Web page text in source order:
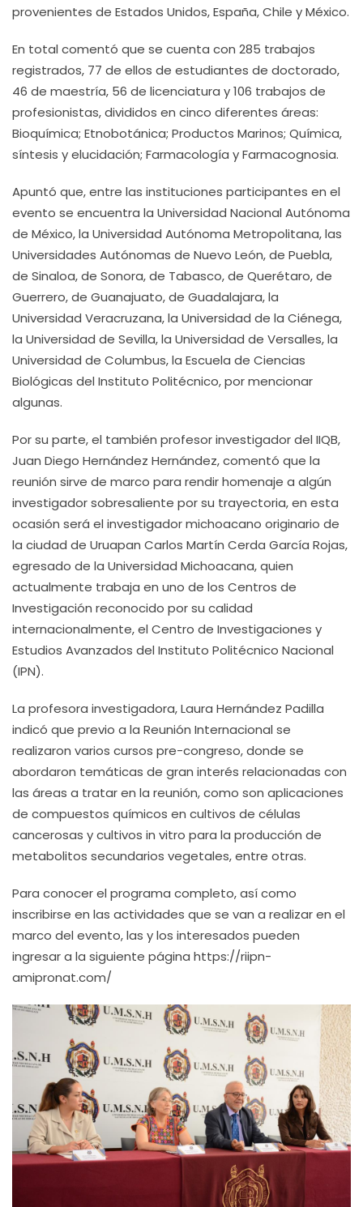
provenientes de Estados Unidos, España, Chile y México.
En total comentó que se cuenta con 285 trabajos
registrados, 77 de ellos de estudiantes de doctorado,
46 de maestría, 56 de licenciatura y 106 trabajos de
profesionistas, divididos en cinco diferentes áreas:
Bioquímica; Etnobotánica; Productos Marinos; Química,
síntesis y elucidación; Farmacología y Farmacognosia.
Apuntó que, entre las instituciones participantes en el
evento se encuentra la Universidad Nacional Autónoma
de México, la Universidad Autónoma Metropolitana, las
Universidades Autónomas de Nuevo León, de Puebla,
de Sinaloa, de Sonora, de Tabasco, de Querétaro, de
Guerrero, de Guanajuato, de Guadalajara, la
Universidad Veracruzana, la Universidad de la Ciénega,
la Universidad de Sevilla, la Universidad de Versalles, la
Universidad de Columbus, la Escuela de Ciencias
Biológicas del Instituto Politécnico, por mencionar
algunas.
Por su parte, el también profesor investigador del IIQB,
Juan Diego Hernández Hernández, comentó que la
reunión sirve de marco para rendir homenaje a algún
investigador sobresaliente por su trayectoria, en esta
ocasión será el investigador michoacano originario de
la ciudad de Uruapan Carlos Martín Cerda García Rojas,
egresado de la Universidad Michoacana, quien
actualmente trabaja en uno de los Centros de
Investigación reconocido por su calidad
internacionalmente, el Centro de Investigaciones y
Estudios Avanzados del Instituto Politécnico Nacional
(IPN).
La profesora investigadora, Laura Hernández Padilla
indicó que previo a la Reunión Internacional se
realizaron varios cursos pre-congreso, donde se
abordaron temáticas de gran interés relacionadas con
las áreas a tratar en la reunión, como son aplicaciones
de compuestos químicos en cultivos de células
cancerosas y cultivos in vitro para la producción de
metabolitos secundarios vegetales, entre otras.
Para conocer el programa completo, así como
inscribirse en las actividades que se van a realizar en el
marco del evento, las y los interesados pueden
ingresar a la siguiente página https://riipn-
amipronat.com/